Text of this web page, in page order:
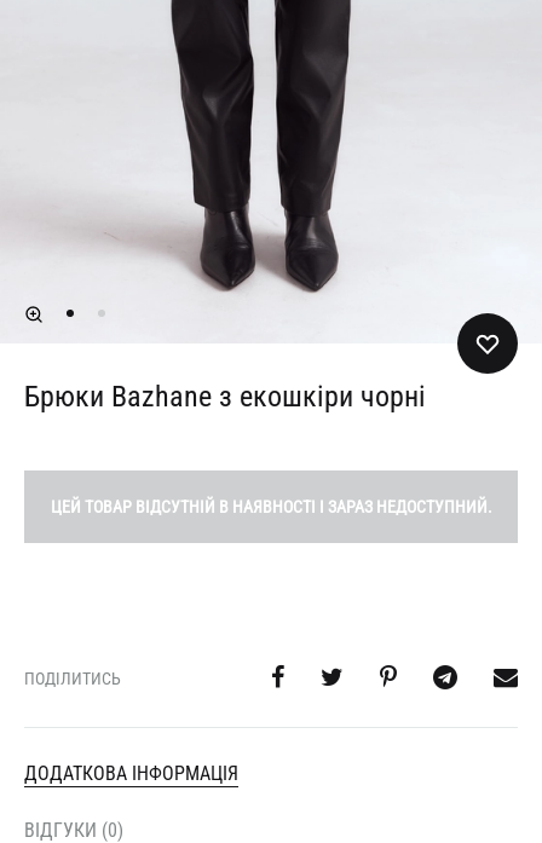
Брюки Bazhane з екошкіри чорні
ЦЕЙ ТОВАР ВІДСУТНІЙ В НАЯВНОСТІ І ЗАРАЗ НЕДОСТУПНИЙ.
ПОДІЛИТИСЬ
ДОДАТКОВА ІНФОРМАЦІЯ
ВІДГУКИ (0)